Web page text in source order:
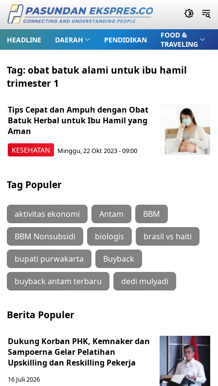
HEADLINE DAERAH PENDIDIKAN
FOOD &
TRAVELING
Tag:obat batuk alami untuk ibu hamil
trimester 1
KESEHATAN
Tips Cepat dan Ampuh dengan Obat
Batuk Herbal untuk Ibu Hamil yang
Aman
Minggu, 22 Okt 2023 - 09:00
Tag Populer
aktivitas ekonomi Antam BBM
BBM Nonsubsidi biologis brasil vs haiti
bupati purwakarta Buyback
buyback antam terbaru dedi mulyadi
Berita Populer
Dukung Korban PHK, Kemnaker dan
Sampoerna Gelar Pelatihan
Upskilling dan Reskilling Pekerja
16 Juli 2026